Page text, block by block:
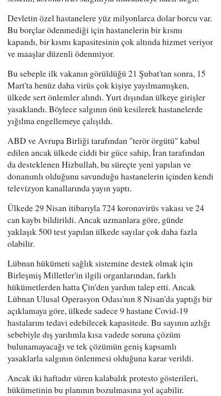
Devletin özel hastanelere yüz milyonlarca dolar borcu var.
Bu borçlar ödenmediği için hastanelerin bir kısmı
kapandı, bir kısmı kapasitesinin çok altında hizmet veriyor
ve maaşlar düzenli ödenmiyor.
Bu sebeple ilk vakanın görüldüğü 21 Şubat'tan sonra, 15
Mart'ta henüz daha virüs çok kişiye yayılmamışken,
ülkede sert önlemler alındı. Yurt dışından ülkeye girişler
yasaklandı. Böylece salgının önü kesilerek hastanelerde
yığılma engellemeye çalışıldı.
ABD ve Avrupa Birliği tarafından "terör örgütü" kabul
edilen ancak ülkede ciddi bir güce sahip, İran tarafından
da desteklenen Hizbullah, bu süreçte yeni yapılan ve
donanımlı olduğunu savunduğu hastanelerin içinden kendi
televizyon kanallarında yayın yaptı.
Ülkede 29 Nisan itibarıyla 724 koronavirüs vakası ve 24
can kaybı bildirildi. Ancak uzmanlara göre, günde
yaklaşık 500 test yapılan ülkede sayılar çok daha fazla
olabilir.
Lübnan hükümeti sağlık sistemine destek olmak için
Birleşmiş Milletler'in ilgili organlarından, farklı
hükümetlerden hatta Çin'den yardım talep etti. Ancak
Lübnan Ulusal Operasyon Odası'nın 8 Nisan'da yaptığı bir
açıklamaya göre, ülkede sadece 9 hastane Covid-19
hastalarını tedavi edebilecek kapasitede. Bu sayının azlığı
sebebiyle dış yardımla kısa vadede soruna çözüm
bulunamayacağı ve tek çözümün geniş kapsamlı
yasaklarla salgının önlenmesi olduğuna karar verildi.
Ancak iki haftadır süren kalabalık protesto gösterileri,
hükümetinin bu planının bozulmasına yol açabilir.